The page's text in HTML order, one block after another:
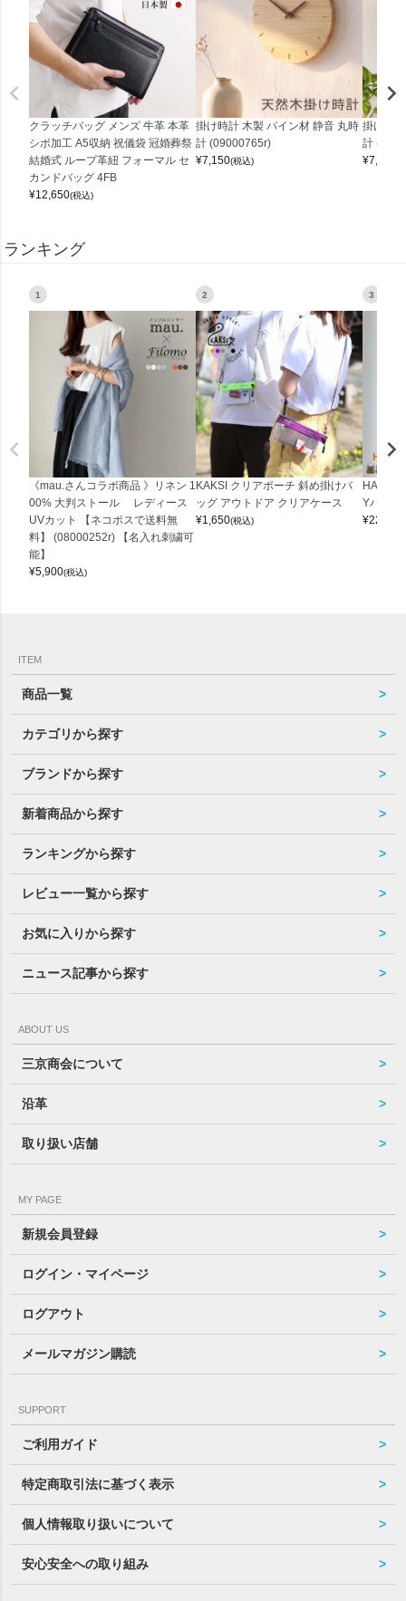
クラッチバッグ メンズ 牛革 本革
シボ加工 A5収納 祝儀袋 冠婚葬祭
結婚式 ループ革紐 フォーマル セ
カンドバッグ 4FB
¥12,650(税込)
掛け時計 木製 パイン材 静音 丸時
計 (09000765r)
¥7,150(税込)
掛け時
計
¥7,150
ランキング
1
《mau.さんコラボ商品 》リネン 1
00% 大判ストール レディース
UVカット 【ネコポスで送料無
料】 (08000252r) 【名入れ刺繍可
能】
¥5,900(税込)
2
KAKSI クリアポーチ 斜め掛けバ
ッグ アウトドア クリアケース
¥1,650(税込)
3
Yバッグ
¥22,000
ITEM
商品一覧
カテゴリから探す
ブランドから探す
新着商品から探す
ランキングから探す
レビュー一覧から探す
お気に入りから探す
ニュース記事から探す
ABOUT US
三京商会について
沿革
取り扱い店舗
MY PAGE
新規会員登録
ログイン・マイページ
ログアウト
メールマガジン購読
SUPPORT
ご利用ガイド
特定商取引法に基づく表示
個人情報取り扱いについて
安心安全への取り組み